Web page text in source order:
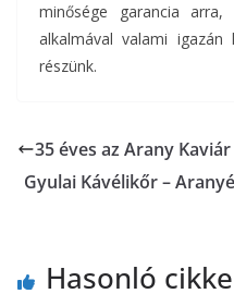
minősége garancia
alkalmával valami igazán
részünk.
35 éves az Arany Kaviár
Gyulai Kávélikőr –
Hasonló